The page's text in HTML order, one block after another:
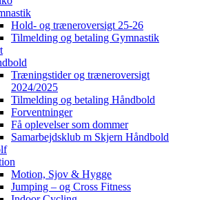
Hold- og træneroversigt 25-26
Tilmelding og betaling Gymnastik
Træningstider og træneroversigt
2024/2025
Tilmelding og betaling Håndbold
Forventninger
Få oplevelser som dommer
Samarbejdsklub m Skjern Håndbold
Motion, Sjov & Hygge
Jumping – og Cross Fitness